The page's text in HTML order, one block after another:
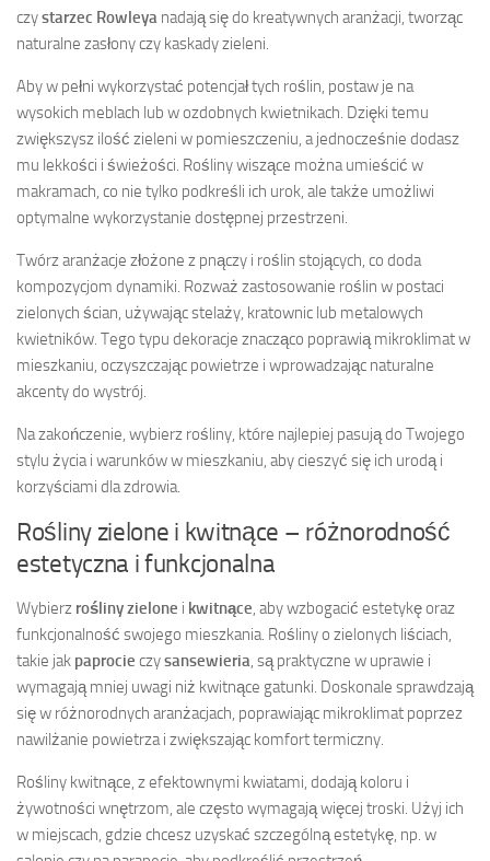
czystarzec Rowleya nadają się do kreatywnych aranżacji, tworząc
naturalne zasłony czy kaskady zieleni.
Aby w pełni wykorzystać potencjał tych roślin, postaw je na
wysokich meblach lub w ozdobnych kwietnikach. Dzięki temu
zwiększysz ilość zieleni w pomieszczeniu, a jednocześnie dodasz
mu lekkości i świeżości. Rośliny wiszące można umieścić w
makramach, co nie tylko podkreśli ich urok, ale także umożliwi
optymalne wykorzystanie dostępnej przestrzeni.
Twórz aranżacje złożone z pnączy i roślin stojących, co doda
kompozycjom dynamiki. Rozważ zastosowanie roślin w postaci
zielonych ścian, używając stelaży, kratownic lub metalowych
kwietników. Tego typu dekoracje znacząco poprawią mikroklimat w
mieszkaniu, oczyszczając powietrze i wprowadzając naturalne
akcenty do wystrój.
Na zakończenie, wybierz rośliny, które najlepiej pasują do Twojego
stylu życia i warunków w mieszkaniu, aby cieszyć się ich urodą i
korzyściami dla zdrowia.
Rośliny zielone i kwitnące – różnorodność
estetyczna i funkcjonalna
Wybierz rośliny zielone i kwitnące, aby wzbogacić estetykę oraz
funkcjonalność swojego mieszkania. Rośliny o zielonych liściach,
takie jak paprocie czysansewieria, są praktyczne w uprawie i
wymagają mniej uwagi niż kwitnące gatunki. Doskonale sprawdzają
się w różnorodnych aranżacjach, poprawiając mikroklimat poprzez
nawilżanie powietrza i zwiększając komfort termiczny.
Rośliny kwitnące, z efektownymi kwiatami, dodają koloru i
żywotności wnętrzom, ale często wymagają więcej troski. Użyj ich
w miejscach, gdzie chcesz uzyskać szczególną estetykę, np. w